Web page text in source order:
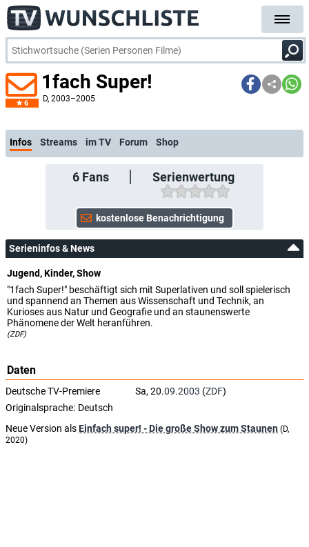
6
1fach Super!
D, 2003–2005
kostenlose E-Mail-Ben
Infos Streams im TV Forum Shop
6Fans Serienwertung
Serieninfos & News
Jugend, Kinder, Show
"1fach Super!" beschäftigt sich mit Superlativen und soll spielerisch
und spannend an Themen aus Wissenschaft und Technik, an
Kurioses aus Natur und Geografie und an staunenswerte
Phänomene der Welt heranführen.
(ZDF)
Daten
Deutsche TV-Premiere Sa, 20.09.2003 (ZDF)
Originalsprache: Deutsch
Neue Version alsEinfach super! - Die große Show zum Staunen (D,
2020)